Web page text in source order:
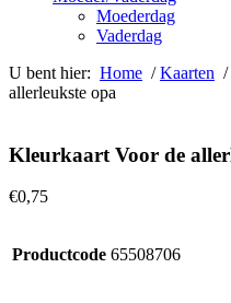
Moederdag
Vaderdag
U bent hier: Home /Kaarten /
allerleukste opa
Kleurkaart Voor de
€0,75
Productcode 65508706